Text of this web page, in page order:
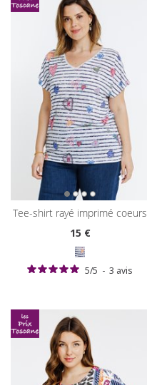
tee-shirt rayé imprimé coeurs
15€
5/5 - 3 avis